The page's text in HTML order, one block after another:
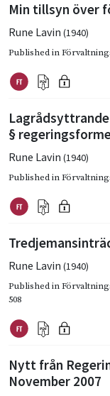
Min tillsyn över
Rune Lavin (1940)
Published in
§
Rune Lavin (1940)
Published in
Rune Lavin (1940)
Published in
508
Nytt från
November 2007